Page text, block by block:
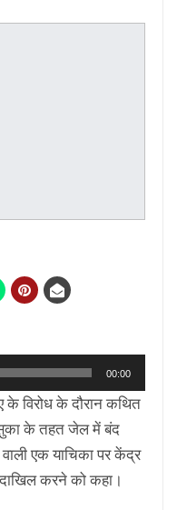
00:00
के विरोध के दौरान कथित
के तहत जेल में बंद
एक याचिका पर केंद्र
करने को कहा।